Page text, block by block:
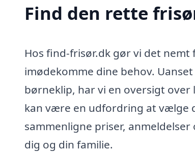
Find den rette
Hos find-frisør.dk gør vi det
imødekomme dine behov.
børneklip, har vi en oversigt
kan være en udfordring at vælge
sammenligne priser,
dig og din familie.